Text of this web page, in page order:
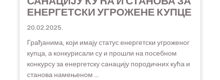
ЕНЕРГЕТСКИ УГРОЖЕНЕ КУПЦЕ
20.02.2025.
Грађанима, који имају статус енергетски угроженог
купца, а конкурисали су и прошли на посебном
конкурсу за енергетску санацију породичних кућа и
станова намењеном ...